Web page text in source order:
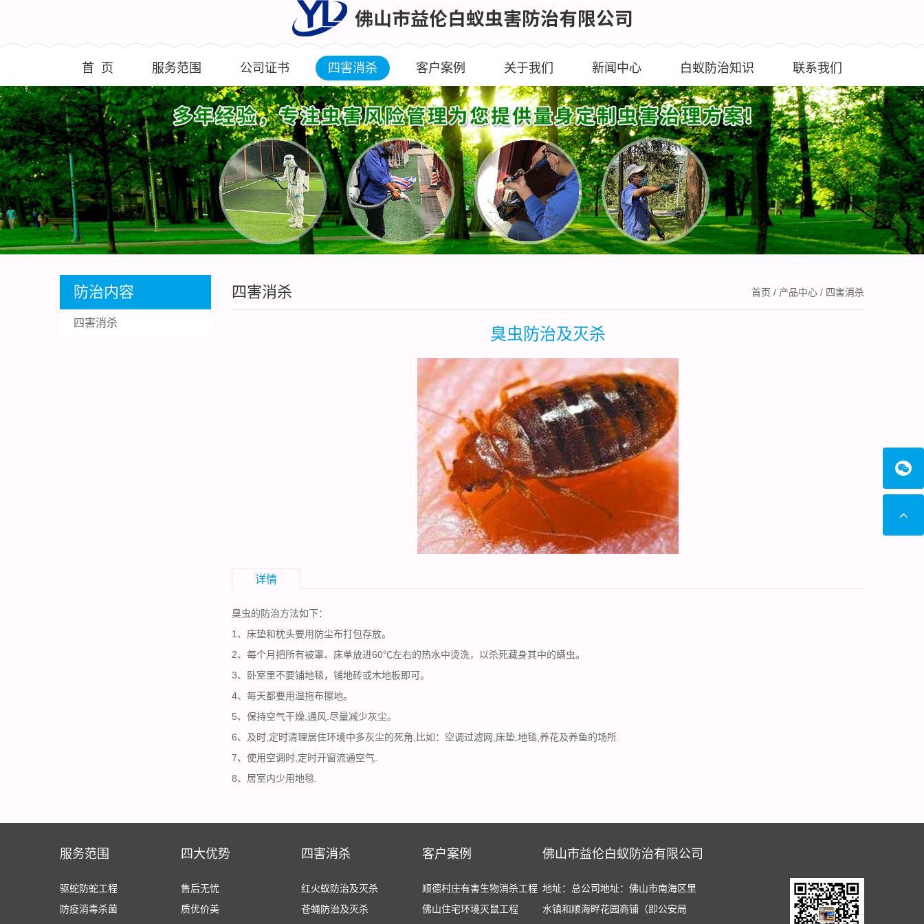
首 页 服务范围 公司证书 四害消杀 客户案例 关于我们 新闻中心 白蚁防治知识 联系我们
防治内容
四害消杀
四害消杀 首页 / 产品中心 / 四害消杀
臭虫防治及灭杀
详情
臭虫的防治方法如下：
1、床垫和枕头要用防尘布打包存放。
2、每个月把所有被罩、床单放进60℃左右的热水中烫洗，以杀死藏身其中的螨虫。
3、卧室里不要铺地毯，铺地砖或木地板即可。
4、每天都要用湿拖布擦地。
5、保持空气干燥,通风.尽量减少灰尘。
6、及时,定时清理居住环境中多灰尘的死角,比如：空调过滤网,床垫,地毯,养花及养鱼的场所.
7、使用空调时,定时开窗流通空气.
8、居室内少用地毯.
服务范围
驱蛇防蛇工程
防疫消毒杀菌
四大优势
售后无忧
质优价美
四害消杀
红火蚁防治及灭杀
苍蝇防治及灭杀
客户案例
顺德村庄有害生物消杀工程
佛山住宅环境灭鼠工程
佛山市益伦白蚁防治有限公司
地址：总公司地址：佛山市南海区里
水镇和顺海畔花园商铺（即公安局